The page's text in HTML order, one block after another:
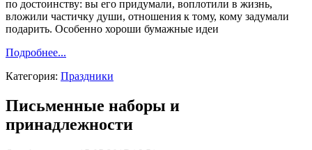
по достоинству: вы его придумали, воплотили в жизнь,
вложили частичку души, отношения к тому, кому задумали
подарить. Особенно хороши бумажные идеи
Подробнее...
Категория: Праздники
Письменные наборы и
принадлежности